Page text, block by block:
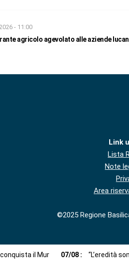
- 11:00
agricolo agevolato alle aziende
Link
Lista
Note
Area
©2025 Regione
conquista il Mur 07/08 : “L’eredità